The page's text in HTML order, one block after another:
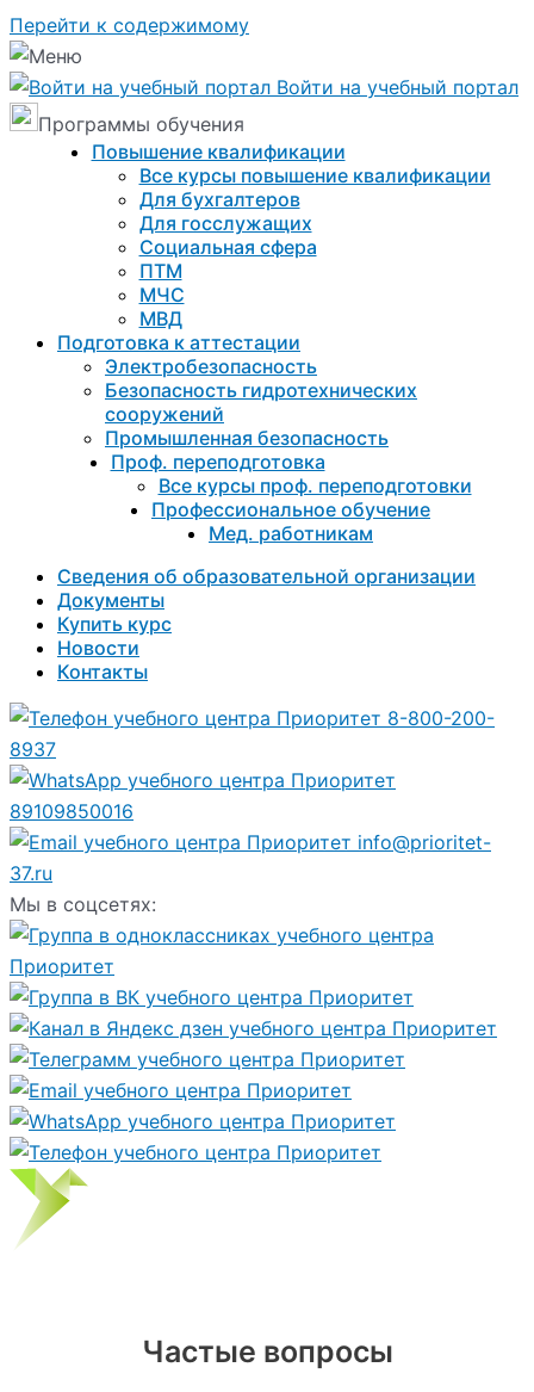
Перейти к содержимому
Войти на учебный портал
Программы обучения
Повышение квалификации
Все курсы повышение квалификации
Для бухгалтеров
Для госслужащих
Социальная сфера
ПТМ
МЧС
МВД
Подготовка к aттестации
Электробезопасность
Безопасность гидротехнических
сооружений
Промышленная безопасность
Проф. переподготовка
Все курсы проф. переподготовки
Профессиональное обучение
Мед. работникам
Сведения об образовательной организации
Документы
Купить курс
Новости
Контакты
8-800-200-
8937
89109850016
info@prioritet-
37.ru
Мы в соцсетях:
Частые вопросы